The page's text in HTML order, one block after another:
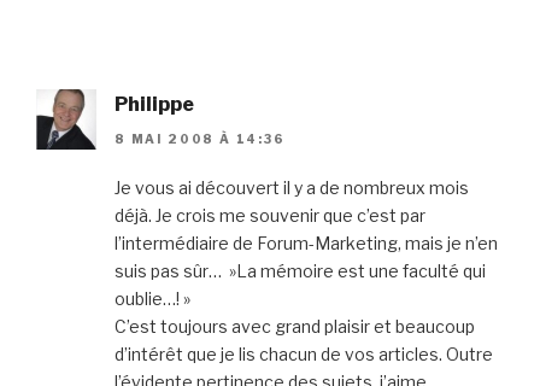
Philippe
8 MAI 2008 À 14:36
Je vous ai découvert il y a de nombreux mois
déjà. Je crois me souvenir que c’est par
l’intermédiaire de Forum-Marketing, mais je n’en
suis pas sûr… »La mémoire est une faculté qui
oublie…! »
C’est toujours avec grand plaisir et beaucoup
d’intérêt que je lis chacun de vos articles. Outre
l’évidente pertinence des sujets, j’aime